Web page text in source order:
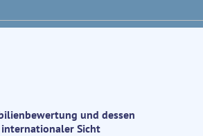
und dessen
Sicht